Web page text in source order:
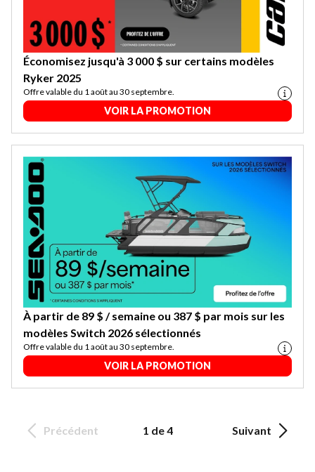
Économisez jusqu'à 3 000 $ sur certains modèles
Ryker 2025
Offre valable du 1 août au 30 septembre.
VOIR LA PROMOTION
À partir de 89 $ / semaine ou 387 $ par mois sur les
modèles Switch 2026 sélectionnés
Offre valable du 1 août au 30 septembre.
VOIR LA PROMOTION
Précédent 1 de 4 Suivant